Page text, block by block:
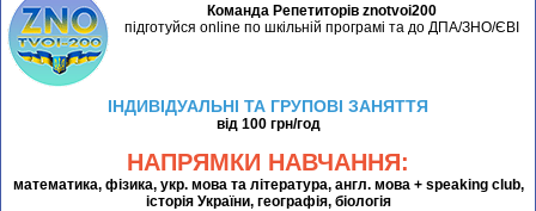
Команда Репетиторів znotvoi200
підготуйся online по шкільній програмі та до ДПА/ЗНО/ЄВІ
ІНДИВІДУАЛЬНІ ТА ГРУПОВІ ЗАНЯТТЯ
від 100 грн/год
НАПРЯМКИ НАВЧАННЯ:
математика, фізика, укр. мова та література, англ. мова + speaking club,
історія України, географія, біологія